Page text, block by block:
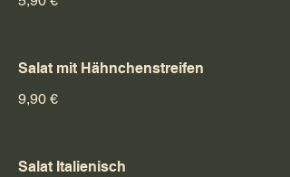
Salat mit Hähnchenstreifen
9,90 €
Salat Italienisch